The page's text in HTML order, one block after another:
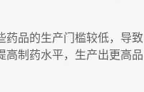
药品的生产门槛较低，导致
高制药水平，生产出更高品